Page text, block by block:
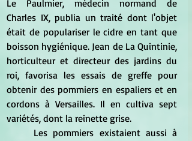
Le Paulmier, médecin normand de
Charles IX, publia un traité dont l'objet
était de populariser le cidre en tant que
boisson hygiénique. Jean de La Quintinie,
horticulteur et directeur des jardins du
roi, favorisa les essais de greffe pour
obtenir des pommiers en espaliers et en
cordons à Versailles. Il en cultiva sept
variétés, dont la reinette grise.